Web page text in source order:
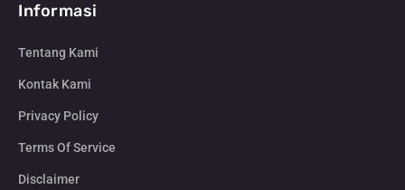
Informasi
Tentang Kami
Kontak Kami
Privacy Policy
Terms Of Service
Disclaimer